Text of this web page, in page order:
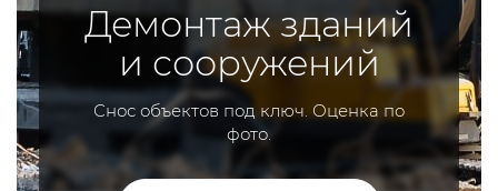
Демонтаж зданий
и сооружений
Снос объектов под ключ. Оценка по
фото.